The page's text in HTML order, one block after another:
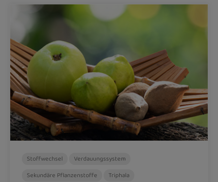
Stoffwechsel
Verdauungssystem
Sekundäre Pflanzenstoffe
Triphala